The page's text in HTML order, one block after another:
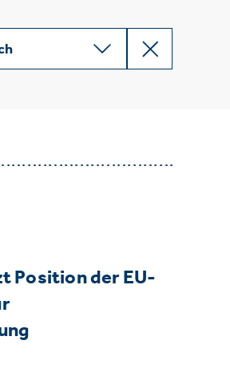
Position der EU-